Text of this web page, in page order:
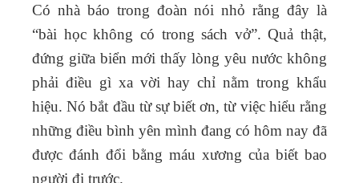
Có nhà báo trong đoàn nói nhỏ rằng đây là
“bài học không có trong sách vở”. Quả thật,
đứng giữa biển mới thấy lòng yêu nước không
phải điều gì xa vời hay chỉ nằm trong khẩu
hiệu. Nó bắt đầu từ sự biết ơn, từ việc hiểu rằng
những điều bình yên mình đang có hôm nay đã
được đánh đổi bằng máu xương của biết bao
người đi trước.